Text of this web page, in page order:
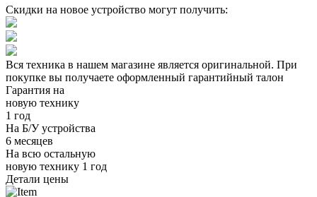
Скидки на новое устройство могут получить:
Вся техника в нашем магазине является оригинальной. При
покупке вы получаете оформленный гарантийный талон
Гарантия на
новую технику
1 год
На Б/У устройства
6 месяцев
На всю остальную
новую технику 1 год
Детали цены